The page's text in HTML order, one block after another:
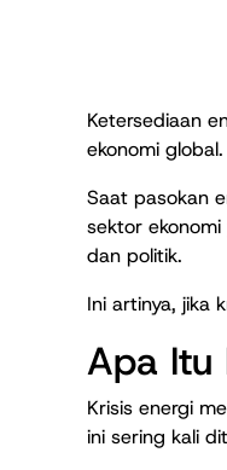
Ketersediaan
ekonomi global.
Saat pasokan
sektor
dan politik.
Ini artinya, jika
Apa Itu
Krisis energi
ini sering kali